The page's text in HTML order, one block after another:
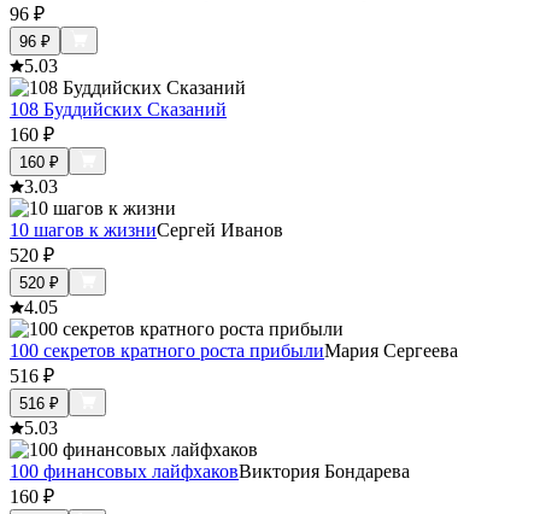
96 ₽
96 ₽
5.03
108 Буддийских Сказаний
160 ₽
160 ₽
3.03
10 шагов к жизниСергей Иванов
520 ₽
520 ₽
4.05
100 секретов кратного роста прибылиМария Сергеева
516 ₽
516 ₽
5.03
100 финансовых лайфхаковВиктория Бондарева
160 ₽